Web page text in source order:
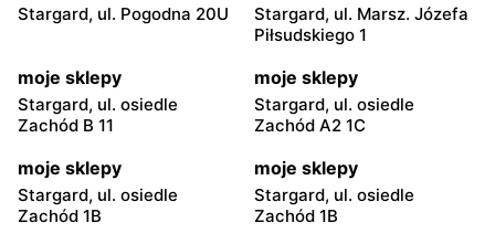
Stargard, ul. Pogodna 20U
Stargard, ul. Marsz. Józefa
Piłsudskiego 1
moje sklepy
Stargard, ul. osiedle
Zachód B 11
moje sklepy
Stargard, ul. osiedle
Zachód A2 1C
moje sklepy
Stargard, ul. osiedle
Zachód 1B
moje sklepy
Stargard, ul. osiedle
Zachód 1B